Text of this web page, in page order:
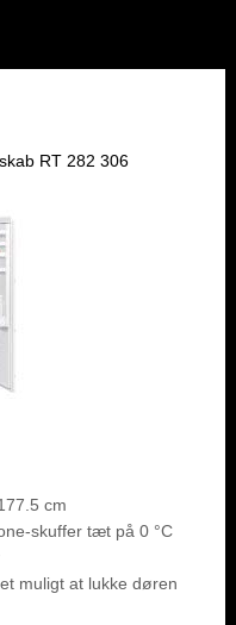
RT 282 306
cm
skuffer tæt på 0 °C
muligt at lukke døren